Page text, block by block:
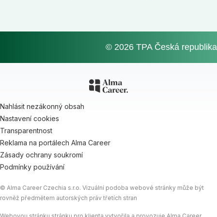
© 2026 TPA Česká republika
Nahlásit nezákonný obsah
Nastavení cookies
Transparentnost
Reklama na portálech Alma Career
Zásady ochrany soukromí
Podmínky používání
© Alma Career Czechia s.r.o. Vizuální podoba webové stránky může být
rovněž předmětem autorských práv třetích stran